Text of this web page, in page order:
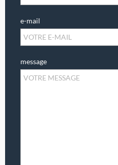
e-mail
message